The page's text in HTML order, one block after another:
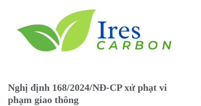
Nghị định 168/2024/NĐ-CP xử phạt vi
phạm giao thông